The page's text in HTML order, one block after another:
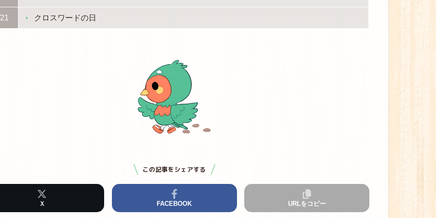
クロスワードの日
この記事をシェアする
Ｘ FACEBOOK URLをコピー